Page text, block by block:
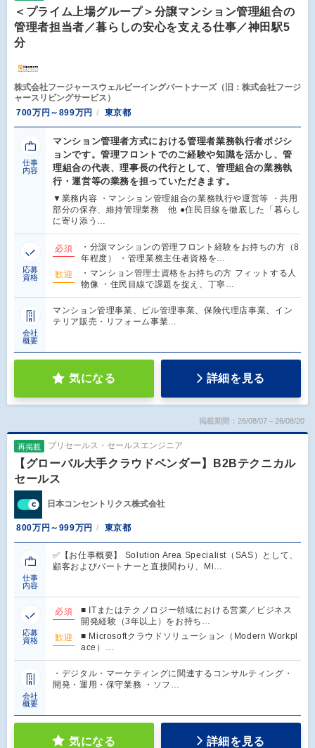
＜プライム上場グループ＞分譲マンション管理組合の
管理者担当者／暮らしの安心を支える仕事／神田駅5
分
株式会社フージャースウェルビーイングパートナーズ（旧：株式会社フージ
ャースリビングサービス）
700万円～899万円
東京都
仕事
内容
マンション管理者方式における管理者業務執行者ポジシ
ョンです。管理フロントでのご経験や知識を活かし、管
理組合の代表、理事長の代行として、管理組合の業務執
行・運営等の業務を担っていただきます。
▼業務内容 ・マンション管理組合の業務執行や運営等 ・共用
部分の保存、維持管理業務 他 ●住民目線を徹底した「暮らし
に寄り添う…
応募
資格
必須
・分譲マンションの管理フロント経験をお持ちの方（8
年程度） ・管理業務主任者資格を…
歓迎
・マンション管理士資格をお持ちの方 フィットする人
物像 ・住民目線で課題を捉え、丁寧…
会社
概要
マンション管理事業、ビル管理事業、保険代理店事業、イン
テリア販売・リフォーム事業…
気になる 詳細を見る
掲載期間：26/08/07～26/08/20
再掲載 プリセールス・セールスエンジニア
【グローバル大手クラウドベンダー】B2Bテクニカル
セールス
日本コンセントリクス株式会社
800万円～999万円 東京都
仕事
内容
✅【お仕事概要】 Solution Area Specialist（SAS）として、
顧客およびパートナーと直接関わり、Mi…
応募
資格
必須
■ ITまたはテクノロジー領域における営業／ビジネス
開発経験（3年以上）をお持ち…
歓迎
■ Microsoftクラウドソリューション（Modern Workpl
ace）…
会社
概要
・デジタル・マーケティングに関連するコンサルティング・
開発・運用・保守業務 ・ソフ…
気になる 詳細を見る